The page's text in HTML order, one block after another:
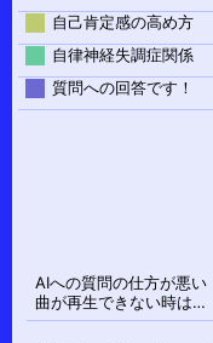
自己肯定感の高め方
自律神経失調症関係
質問への回答です！
AIへの質問の仕方が悪
曲が再生できない時は…